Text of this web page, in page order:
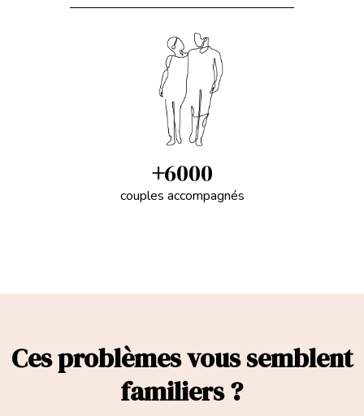
+6000
couples accompagnés
Ces problèmes vous semblent
familiers ?